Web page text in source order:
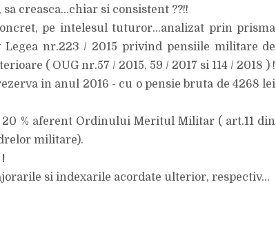
creasca...chiar si consistent ??!!
pe intelesul tuturor...analizat prin prisma
nr.223 / 2015 privind pensiile militare de
( OUG nr.57 / 2015, 59 / 2017 si 114 / 2018 ) !
in anul 2016 - cu o pensie bruta de 4268 lei
% aferent Ordinului Meritul Militar ( art.11 din
militare).
si indexarile acordate ulterior, respectiv...